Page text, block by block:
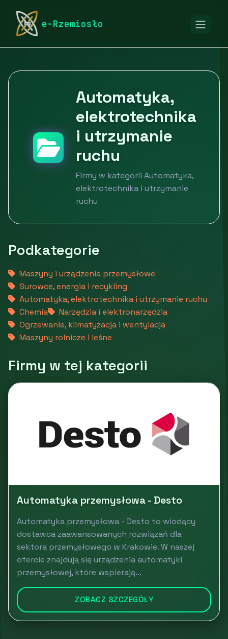
e-Rzemiosło
rymarstwo-poznan.pl
Automatyka, elektrotechnika i utrzymanie ruchu
Automatyka,
elektrotechnika
i utrzymanie
ruchu
Firmy w kategorii Automatyka,
elektrotechnika i utrzymanie
ruchu
Podkategorie
Maszyny i urządzenia przemysłowe
Surowce, energia i recykling
Automatyka, elektrotechnika i utrzymanie ruchu
Chemia
Narzędzia i elektronarzędzia
Ogrzewanie, klimatyzacja i wentylacja
Maszyny rolnicze i leśne
Firmy w tej kategorii
Automatyka przemysłowa - Desto
Automatyka przemysłowa - Desto to wiodący
dostawca zaawansowanych rozwiązań dla
sektora przemysłowego w Krakowie. W naszej
ofercie znajdują się urządzenia automatyki
przemysłowej, które wspierają...
ZOBACZ SZCZEGÓŁY